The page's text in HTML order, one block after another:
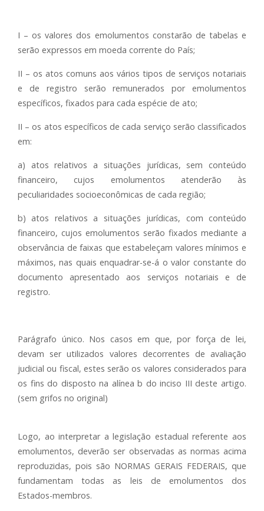
I – os valores dos emolumentos constarão de tabelas e
serão expressos em moeda corrente do País;
II – os atos comuns aos vários tipos de serviços notariais
e de registro serão remunerados por emolumentos
específicos, fixados para cada espécie de ato;
II – os atos específicos de cada serviço serão classificados
em:
a) atos relativos a situações jurídicas, sem conteúdo
financeiro, cujos emolumentos atenderão às
peculiaridades socioeconômicas de cada região;
b) atos relativos a situações jurídicas, com conteúdo
financeiro, cujos emolumentos serão fixados mediante a
observância de faixas que estabeleçam valores mínimos e
máximos, nas quais enquadrar-se-á o valor constante do
documento apresentado aos serviços notariais e de
registro.
Parágrafo único. Nos casos em que, por força de lei,
devam ser utilizados valores decorrentes de avaliação
judicial ou fiscal, estes serão os valores considerados para
os fins do disposto na alínea b do inciso III deste artigo.
(sem grifos no original)
Logo, ao interpretar a legislação estadual referente aos
emolumentos, deverão ser observadas as normas acima
reproduzidas, pois são NORMAS GERAIS FEDERAIS, que
fundamentam todas as leis de emolumentos dos
Estados-membros.